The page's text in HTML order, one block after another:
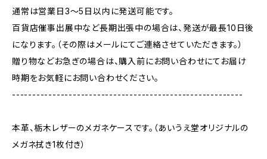
通常は営業日3〜5日以内に発送可能です。
百貨店催事出展中など長期出張中の場合は、発送が最長10日後
になります。（その際はメールにてご連絡させていただきます。）
贈り物などお急ぎの場合は、購入前にお問い合わせにてお届け
時期をお気軽にお問い合わせください。
---------------------------------------------------------
本革、栃木レザーのメガネケースです。（あいうえ堂オリジナルの
メガネ拭き1枚付き）